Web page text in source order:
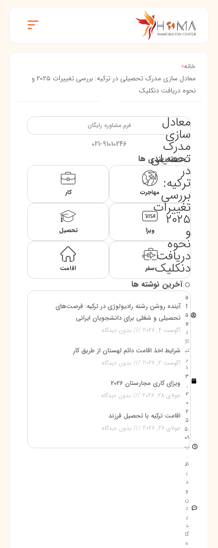
خانه»
معادل سازی مدرک تحصیلی در ترکیه: بررسی تغییرات ۲۰۲۵ و
نحوه دریافت دنکلیک
معادل
سازی
مدرک
تحصیلی
در
ترکیه:
بررسی
تغییرات
۲۰۲۵
و
نحوه
دریافت
دنکلیک
a
t
a
e
i
اک
تب
ر
1
3
,
2
0
2
5
5:
09
ب
.
ظ
ب
د
و
ن
د
ی
د
گا
ه
فرم مشاوره رایگان
021-91010246
دسته بندی ها
مهاجرت کار
ویزا تحصیل
سفر اقامت
آخرین نوشته ها
آینده روشن رشته رادیولوژی در ترکیه: فرصت‌های
تحصیلی و شغلی برای دانشجویان ایرانی
آگوست 4, 2026 بدون دیدگاه
شرایط اخذ اقامت دائم لهستان از طریق کار
آگوست 2, 2026 بدون دیدگاه
ویزای کاری مجارستان 2026
جولای 28, 2026 بدون دیدگاه
اقامت ترکیه با تحصیل فرزند
جولای 26, 2026 بدون دیدگاه